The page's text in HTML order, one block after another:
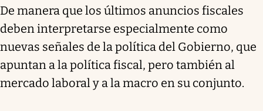
De manera que los últimos anuncios fiscales
deben interpretarse especialmente como
nuevas señales de la política del Gobierno, que
apuntan a la política fiscal, pero también al
mercado laboral y a la macro en su conjunto.